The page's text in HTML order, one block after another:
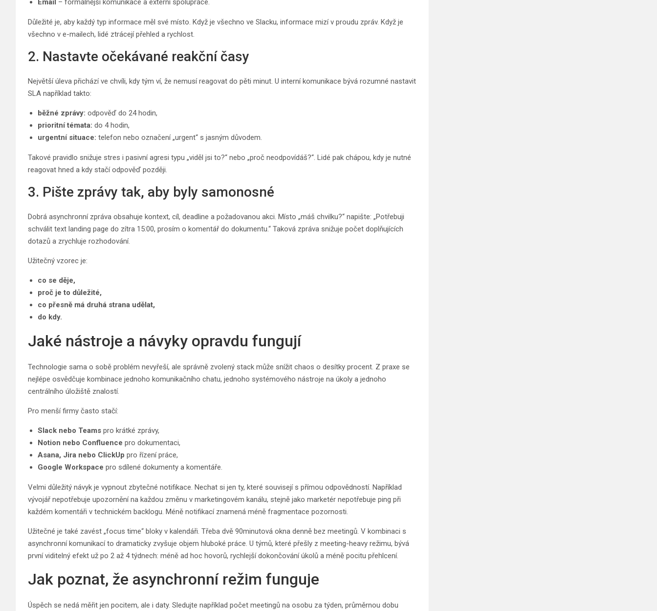
Email – formálnější komunikace a externí spolupráce.
Důležité je, aby každý typ informace měl své místo. Když je všechno ve Slacku, informace mizí v proudu zpráv. Když je
všechno v e-mailech, lidé ztrácejí přehled a rychlost.
2. Nastavte očekávané reakční časy
Největší úleva přichází ve chvíli, kdy tým ví, že nemusí reagovat do pěti minut. U interní komunikace bývá rozumné nastavit
SLA například takto:
běžné zprávy: odpověď do 24 hodin,
prioritní témata: do 4 hodin,
urgentní situace: telefon nebo označení „urgent“ s jasným důvodem.
Takové pravidlo snižuje stres i pasivní agresi typu „viděl jsi to?“ nebo „proč neodpovídáš?“. Lidé pak chápou, kdy je nutné
reagovat hned a kdy stačí odpověď později.
3. Pište zprávy tak, aby byly samonosné
Dobrá asynchronní zpráva obsahuje kontext, cíl, deadline a požadovanou akci. Místo „máš chvilku?“ napište: „Potřebuji
schválit text landing page do zítra 15:00, prosím o komentář do dokumentu.“ Taková zpráva snižuje počet doplňujících
dotazů a zrychluje rozhodování.
Užitečný vzorec je:
co se děje,
proč je to důležité,
co přesně má druhá strana udělat,
do kdy.
Jaké nástroje a návyky opravdu fungují
Technologie sama o sobě problém nevyřeší, ale správně zvolený stack může snížit chaos o desítky procent. Z praxe se
nejlépe osvědčuje kombinace jednoho komunikačního chatu, jednoho systémového nástroje na úkoly a jednoho
centrálního úložiště znalostí.
Pro menší firmy často stačí:
Slack nebo Teams pro krátké zprávy,
Notion nebo Confluence pro dokumentaci,
Asana, Jira nebo ClickUp pro řízení práce,
Google Workspace pro sdílené dokumenty a komentáře.
Velmi důležitý návyk je vypnout zbytečné notifikace. Nechat si jen ty, které souvisejí s přímou odpovědností. Například
vývojář nepotřebuje upozornění na každou změnu v marketingovém kanálu, stejně jako marketér nepotřebuje ping při
každém komentáři v technickém backlogu. Méně notifikací znamená méně fragmentace pozornosti.
Užitečné je také zavést „focus time“ bloky v kalendáři. Třeba dvě 90minutová okna denně bez meetingů. V kombinaci s
asynchronní komunikací to dramaticky zvyšuje objem hluboké práce. U týmů, které přešly z meeting-heavy režimu, bývá
první viditelný efekt už po 2 až 4 týdnech: méně ad hoc hovorů, rychlejší dokončování úkolů a méně pocitu přehlcení.
Jak poznat, že asynchronní režim funguje
Úspěch se nedá měřit jen pocitem, ale i daty. Sledujte například počet meetingů na osobu za týden, průměrnou dobu